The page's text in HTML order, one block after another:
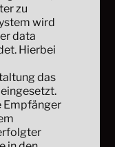
zu
wird
data
Hierbei
das
Empfänger